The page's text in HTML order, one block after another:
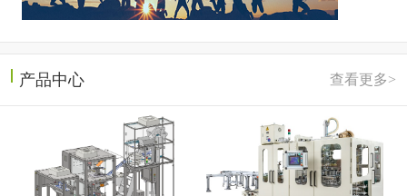
产品中心 查看更多>